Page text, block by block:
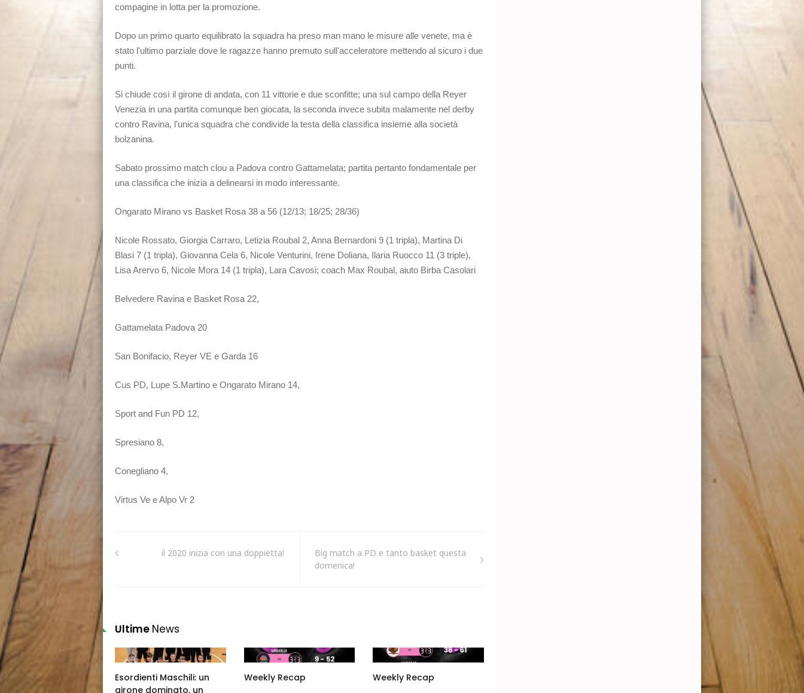
compagine in lotta per la promozione.
Dopo un primo quarto equilibrato la squadra ha preso man mano le misure alle venete, ma è
stato l'ultimo parziale dove le ragazze hanno premuto sull'acceleratore mettendo al sicuro i due
punti.
Si chiude così il girone di andata, con 11 vittorie e due sconfitte; una sul campo della Reyer
Venezia in una partita comunque ben giocata, la seconda invece subita malamente nel derby
contro Ravina, l'unica squadra che condivide la testa della classifica insieme alla società
bolzanina.
Sabato prossimo match clou a Padova contro Gattamelata; partita pertanto fondamentale per
una classifica che inizia a delinearsi in modo interessante.
Ongarato Mirano vs Basket Rosa 38 a 56 (12/13; 18/25; 28/36)
Nicole Rossato, Giorgia Carraro, Letizia Roubal 2, Anna Bernardoni 9 (1 tripla), Martina Di
Blasi 7 (1 tripla), Giovanna Cela 6, Nicole Venturini, Irene Doliana, Ilaria Ruocco 11 (3 triple),
Lisa Arervo 6, Nicole Mora 14 (1 tripla), Lara Cavosi; coach Max Roubal, aiuto Birba Casolari
Belvedere Ravina e Basket Rosa 22,
Gattamelata Padova 20
San Bonifacio, Reyer VE e Garda 16
Cus PD, Lupe S.Martino e Ongarato Mirano 14,
Sport and Fun PD 12,
Spresiano 8,
Conegliano 4,
Virtus Ve e Alpo Vr 2
il 2020 inizia con una doppietta!
Big match a PD e tanto basket questa
domenica!
Ultime News
Esordienti Maschili: un
girone dominato, un
Weekly Recap Weekly Recap